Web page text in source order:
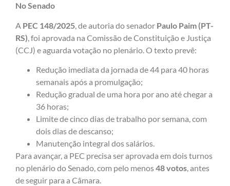
No Senado
A PEC 148/2025 , de autoria do senador Paulo Paim (PT-
RS) , foi aprovada na Comissão de Constituição e Justiça
(CCJ) e aguarda votação no plenário. O texto prevê:
Redução imediata da jornada de 44 para 40 horas
semanais após a promulgação;
Redução gradual de uma hora por ano até chegar a
36 horas;
Limite de cinco dias de trabalho por semana, com
dois dias de descanso;
Manutenção integral dos salários.
Para avançar, a PEC precisa ser aprovada em dois turnos
no plenário do Senado, com pelo menos48 votos, antes
de seguir para a Câmara.